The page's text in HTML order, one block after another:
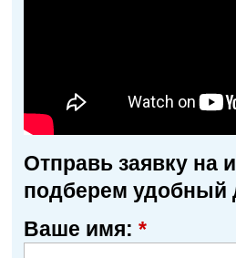
Отправь заявку на
подберем удобный
Ваше имя: *